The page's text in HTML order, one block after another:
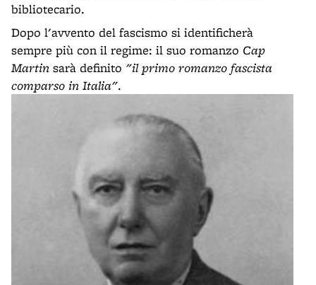
bibliotecario.
Dopo l'avvento del fascismo si identificherà
sempre più con il regime: il suo romanzo Cap
Martin sarà definito "il primo romanzo fascista
comparso in Italia".